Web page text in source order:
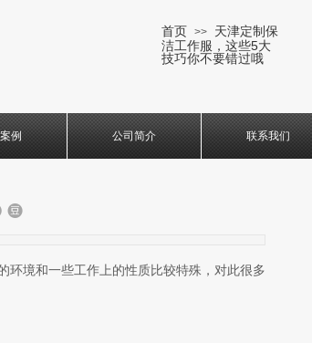
首页 >>
天津定制保
洁工作服，这些5大
技巧你不要错过哦
例 公司简介 联系我们
境和一些工作上的性质比较特殊，对此很多